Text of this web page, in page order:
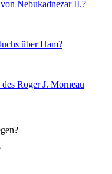
Nebukadnezar II.?
über Ham?
Roger J. Morneau